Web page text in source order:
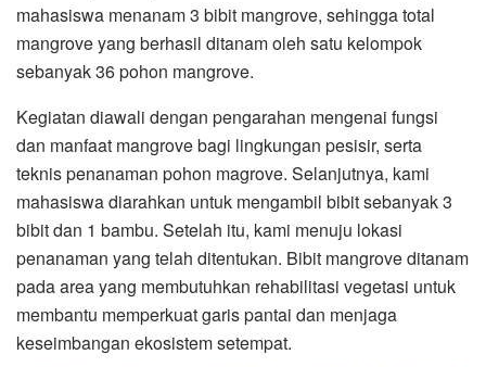
mahasiswa menanam 3 bibit mangrove, sehingga total
mangrove yang berhasil ditanam oleh satu kelompok
sebanyak 36 pohon mangrove.
Kegiatan diawali dengan pengarahan mengenai fungsi
dan manfaat mangrove bagi lingkungan pesisir, serta
teknis penanaman pohon magrove. Selanjutnya, kami
mahasiswa diarahkan untuk mengambil bibit sebanyak 3
bibit dan 1 bambu. Setelah itu, kami menuju lokasi
penanaman yang telah ditentukan. Bibit mangrove ditanam
pada area yang membutuhkan rehabilitasi vegetasi untuk
membantu memperkuat garis pantai dan menjaga
keseimbangan ekosistem setempat.